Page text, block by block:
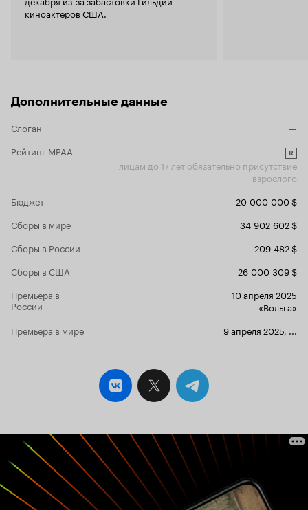
киноактеров США.
Дополнительные данные
Слоган
—
Рейтинг MPAA
R
лицам до 17 лет обязательно присутствие
взрослого
Бюджет
20 000 000 $
Сборы в мире
34 902 602 $
Сборы в России
209 482 $
Сборы в США
26 000 309 $
Премьера в
России
10 апреля 2025
«Вольга»
Премьера в мире
9 апреля 2025